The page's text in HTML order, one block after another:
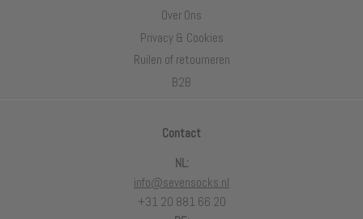
Over Ons
Privacy & Cookies
Ruilen of retourneren
B2B
Contact
NL:
info@sevensocks.nl
+31 20 881 66 20